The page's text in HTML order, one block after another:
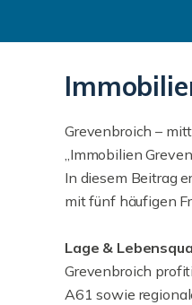
Grevenbroich –
„Immobilien
In diesem Beitrag
mit fünf häufigen
Lage &
Grevenbroich
A61 sowie